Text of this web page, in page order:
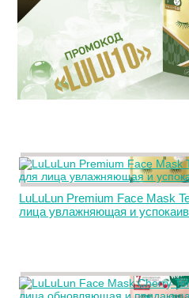
LuLuLun Premium Face Mask
лица увлажняющая и